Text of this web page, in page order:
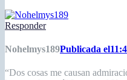
Responder
Nohelmys189Publicada
“Dos cosas me causan